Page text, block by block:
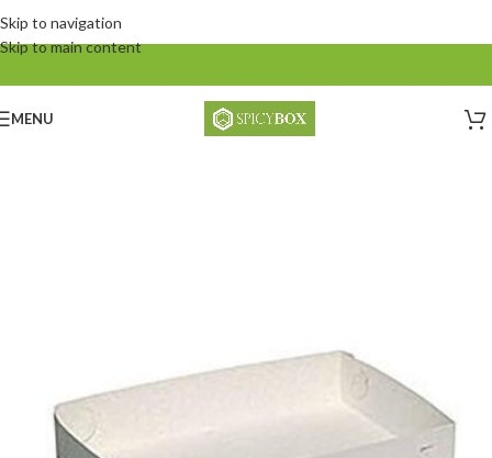
Skip to navigation
Skip to main content
MENU